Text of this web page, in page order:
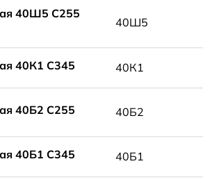
40Ш5 С255
40Ш5
40К1 С345 40К1
40Б2 С255 40Б2
40Б1 С345 40Б1